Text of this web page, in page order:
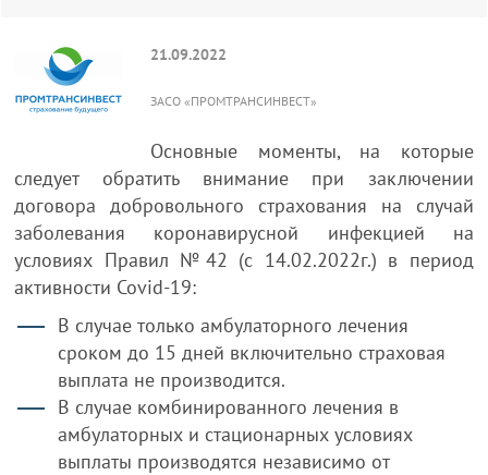
21.09.2022
ЗАСО «ПРОМТРАНСИНВЕСТ»
Основные моменты, на которые
следует обратить внимание при заключении
договора добровольного страхования на случай
заболевания коронавирусной инфекцией на
условиях Правил №42 (с 14.02.2022г.) в период
активности Covid-19:
В случае только амбулаторного лечения
сроком до 15 дней включительно страховая
выплата не производится.
В случае комбинированного лечения в
амбулаторных и стационарных условиях
выплаты производятся независимо от